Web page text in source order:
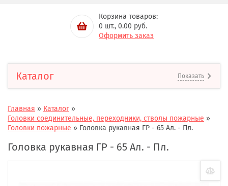
Корзина товаров:
0 шт., 0.00 руб.
Оформить заказ
Каталог Показать
Главная » Каталог »
Головки соединительные, переходники, стволы пожарные »
Головки пожарные » Головка рукавная ГР - 65 Ал. - Пл.
Головка рукавная ГР - 65 Ал. - Пл.